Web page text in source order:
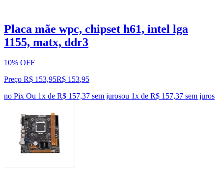
Placa mãe wpc, chipset h61, intel lga
1155, matx, ddr3
10% OFF
Preço R$ 153,95R$ 153,95
no Pix Ou 1x de R$ 157,37 sem jurosou 1x de R$ 157,37 sem juros